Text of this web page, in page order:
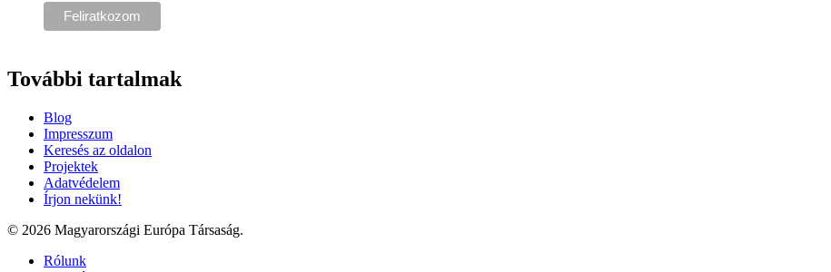
További tartalmak
Blog
Impresszum
Keresés az oldalon
Projektek
Adatvédelem
Írjon nekünk!
© 2026 Magyarországi Európa Társaság.
Rólunk